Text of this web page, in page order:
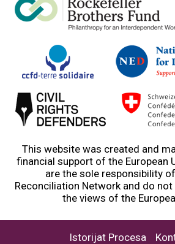
This website was created and
financial support of the European
are the sole responsibility of
Reconciliation Network and do
the views of the
Istorijat Procesa